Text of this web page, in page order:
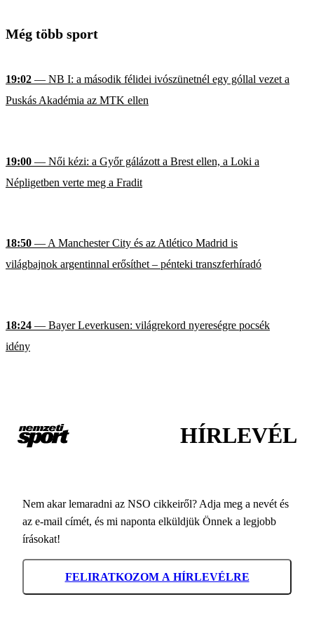
Még több sport
19:02 — NB I: a második félidei ivószünetnél egy góllal vezet a
Puskás Akadémia az MTK ellen
19:00 — Női kézi: a Győr gálázott a Brest ellen, a Loki a
Népligetben verte meg a Fradit
18:50 — A Manchester City és az Atlético Madrid is
világbajnok argentinnal erősíthet – pénteki transzferhíradó
18:24 — Bayer Leverkusen: világrekord nyereségre pocsék
idény
HÍRLEVÉL
Nem akar lemaradni az NSO cikkeiről? Adja meg a nevét és
az e-mail címét, és mi naponta elküldjük Önnek a legjobb
írásokat!
FELIRATKOZOM A HÍRLEVÉLRE